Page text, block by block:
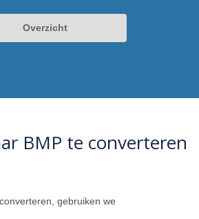
Overzicht
BMP te converteren
gebruiken we